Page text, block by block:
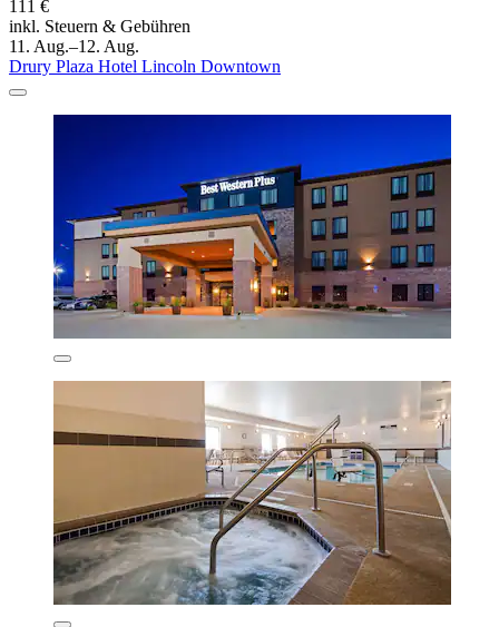
111 €
inkl. Steuern & Gebühren
11. Aug.–12. Aug.
Drury Plaza Hotel Lincoln Downtown